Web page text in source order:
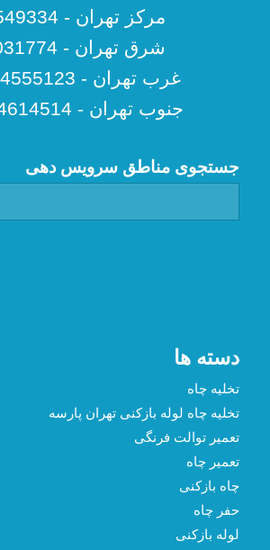
مرکز تهران - 88549334
شرق تهران - 77031774
غرب تهران - 09124555123
جنوب تهران - 09334614514
جستجوی مناطق سرویس دهی
دسته ها
تخلیه چاه
تخلیه چاه لوله بازکنی تهران پارسه
تعمیر توالت فرنگی
تعمیر چاه
چاه بازکنی
حفر چاه
لوله بازکنی